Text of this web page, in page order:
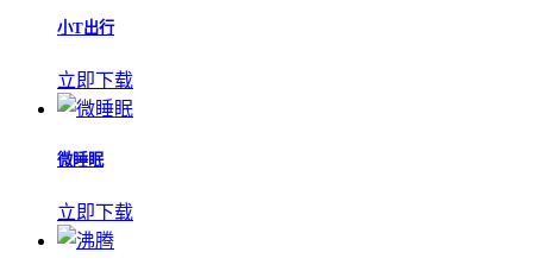
小T出行
立即下载
微睡眠
立即下载